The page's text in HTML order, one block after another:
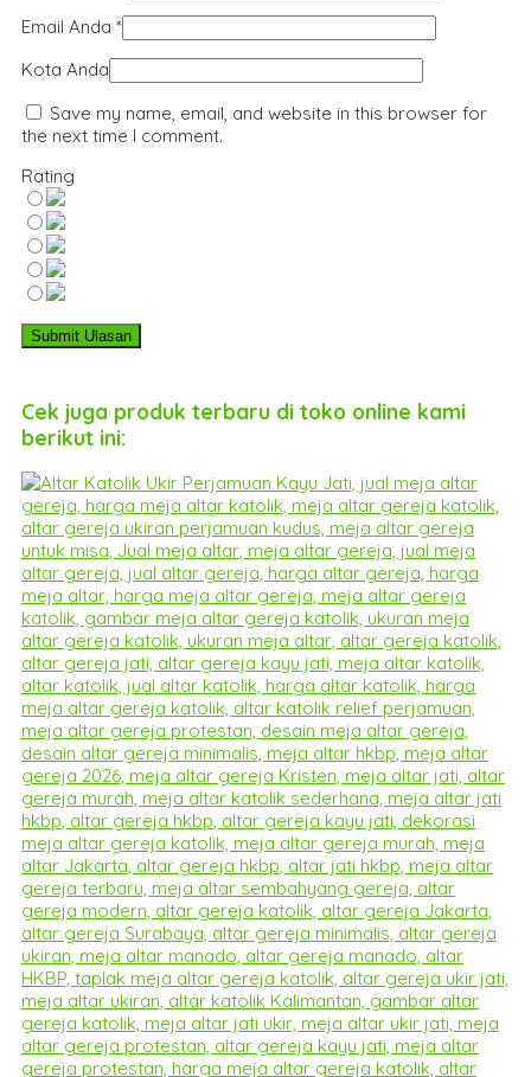
Email Anda *
Kota Anda
Save my name, email, and website in this browser for
the next time I comment.
Rating
Cek juga produk terbaru di toko online kami
berikut ini: